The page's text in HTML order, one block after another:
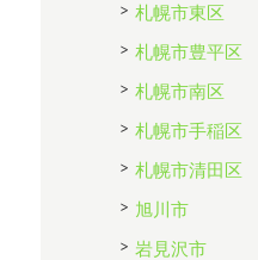
札幌市東区
札幌市豊平区
札幌市南区
札幌市手稲区
札幌市清田区
旭川市
岩見沢市